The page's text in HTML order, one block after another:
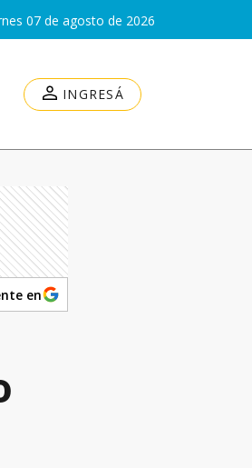
07 de agosto de 2026
INGRESÁ
en